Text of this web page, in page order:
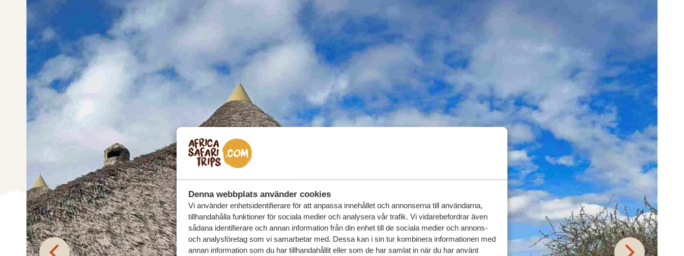
Denna webbplats använder cookies
Vi använder enhetsidentifierare för att anpassa innehållet och annonserna till användarna,
tillhandahålla funktioner för sociala medier och analysera vår trafik. Vi vidarebefordrar även
sådana identifierare och annan information från din enhet till de sociala medier och annons-
och analysföretag som vi samarbetar med. Dessa kan i sin tur kombinera informationen med
annan information som du har tillhandahållit eller som de har samlat in när du har använt